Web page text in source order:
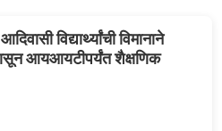
विद्यार्थ्यांची विमानाने
आयआयटीपर्यंत शैक्षणिक